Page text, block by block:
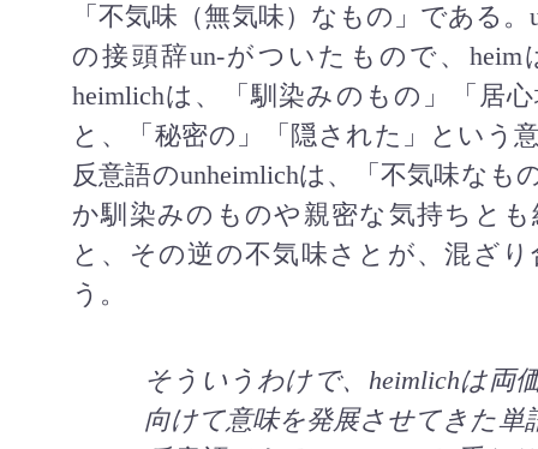
「不気味（無気味）なもの」である。
の接頭辞un-がついたもので、 heim
heimlichは、「馴染みのもの」「居
と、「秘密の」「隠された」という
反意語のunheimlichは、「不気味なも
か馴染みのものや親密な気持ちと
と、その逆の不気味さとが、混ざ
う。
そういうわけで、 heimlichは両
向けて意味を発展させてきた